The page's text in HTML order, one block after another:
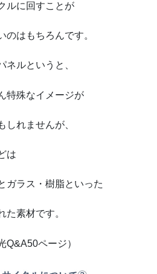
に回すことが
はもちろんです。
ルというと、
殊なイメージが
れませんが、
は
ラス・樹脂といった
素材です。
ページ）